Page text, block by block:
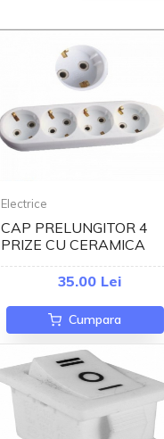
Electrice
CAP PRELUNGITOR 4
PRIZE CU CERAMICA
35.00 Lei
Cumpara